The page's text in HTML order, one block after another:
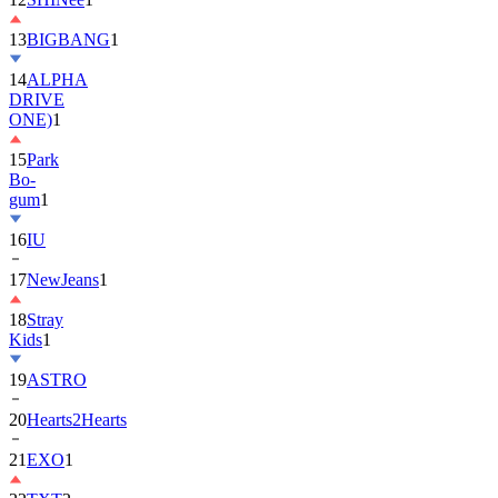
13BIGBANG1
14ALPHA
DRIVE
ONE)1
15Park
Bo-
gum1
16IU
17NewJeans1
18Stray
Kids1
19ASTRO
20Hearts2Hearts
21EXO1